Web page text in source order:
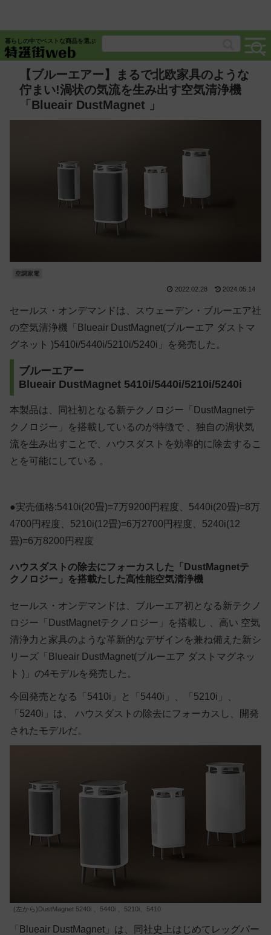
暮らしの中でベストな商品を選ぶ
【ブルーエアー】まるで北欧家具のような
佇まい!渦状の気流を生み出す空気清浄機
「Blueair DustMagnet 」
空調家電
2022.02.28 2024.05.14
セールス・オンデマンドは、スウェーデン・ブルーエア社
の空気清浄機「Blueair DustMagnet(ブルーエア ダストマ
グネット )5410i/5440i/5210i/5240i」を発売した。
ブルーエアー
Blueair DustMagnet 5410i/5440i/5210i/5240i
本製品は、同社初となる新テクノロジー「DustMagnetテ
クノロジー」を搭載しているのが特徴で 、独自の渦状気
流を生み出すことで、ハウスダストを効率的に除去するこ
とを可能にしている 。
●実売価格:5410i(20畳)=7万9200円程度、5440i(20畳)=8万
4700円程度、5210i(12畳)=6万2700円程度、5240i(12
畳)=6万8200円程度
ハウスダストの除去にフォーカスした「DustMagnetテ
クノロジー」を搭載たした高性能空気清浄機
セールス・オンデマンドは、ブルーエア初となる新テクノ
ロジー「DustMagnetテクノロジー」を搭載し 、高い 空気
清浄力と家具のような革新的なデザインを兼ね備えた新シ
リーズ「Blueair DustMagnet(ブルーエア ダストマグネッ
ト )」の4モデルを発売した。
今回発売となる「5410i」と「5440i」、「5210i」、
「5240i」は、 ハウスダストの除去にフォーカスし、開発
されたモデルだ。
(左から)DustMagnet 5240i 、5440i 、5210i、5410
「Blueair DustMagnet」は、同社史上はじめてレッグパー